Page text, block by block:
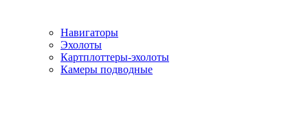
Навигаторы
Эхолоты
Картплоттеры-эхолоты
Камеры подводные